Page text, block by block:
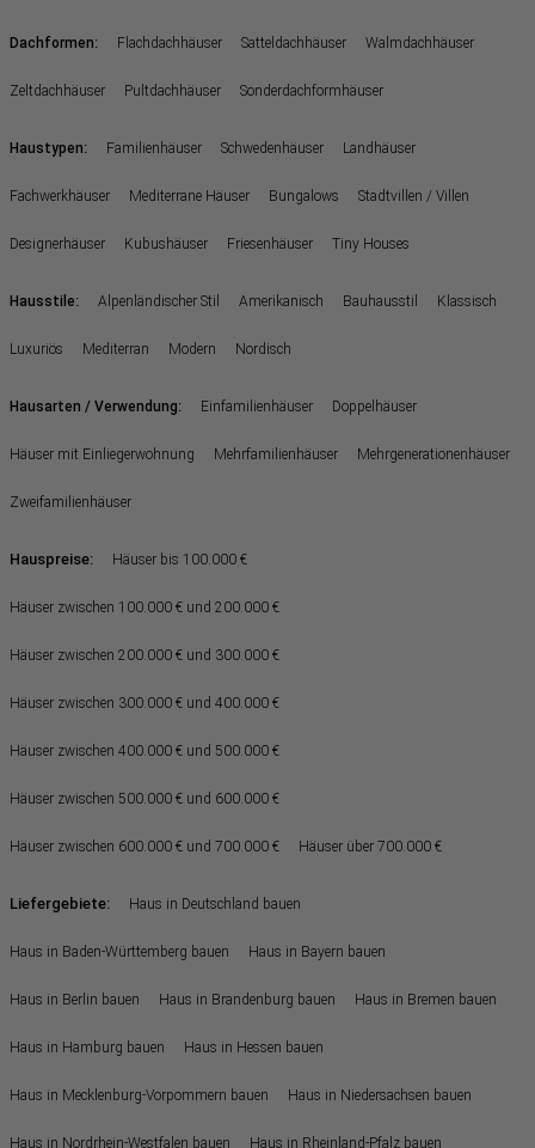
Dachformen: Flachdachhäuser Satteldachhäuser Walmdachhäuser
Zeltdachhäuser Pultdachhäuser Sonderdachformhäuser
Haustypen: Familienhäuser Schwedenhäuser Landhäuser
Fachwerkhäuser Mediterrane Häuser Bungalows Stadtvillen / Villen
Designerhäuser Kubushäuser Friesenhäuser Tiny Houses
Hausstile: Alpenländischer Stil Amerikanisch Bauhausstil Klassisch
Luxuriös Mediterran Modern Nordisch
Hausarten / Verwendung: Einfamilienhäuser Doppelhäuser
Häuser mit Einliegerwohnung Mehrfamilienhäuser Mehrgenerationenhäuser
Zweifamilienhäuser
Hauspreise: Häuser bis 100.000 €
Häuser zwischen 100.000 € und 200.000 €
Häuser zwischen 200.000 € und 300.000 €
Häuser zwischen 300.000 € und 400.000 €
Häuser zwischen 400.000 € und 500.000 €
Häuser zwischen 500.000 € und 600.000 €
Häuser zwischen 600.000 € und 700.000 € Häuser über 700.000 €
Liefergebiete: Haus in Deutschland bauen
Haus in Baden-Württemberg bauen Haus in Bayern bauen
Haus in Berlin bauen Haus in Brandenburg bauen Haus in Bremen bauen
Haus in Hamburg bauen Haus in Hessen bauen
Haus in Mecklenburg-Vorpommern bauen Haus in Niedersachsen bauen
Haus in Nordrhein-Westfalen bauen Haus in Rheinland-Pfalz bauen